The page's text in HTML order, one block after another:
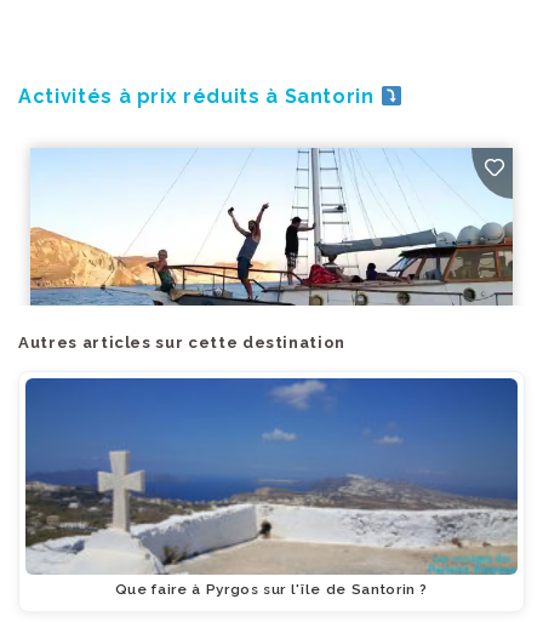
Activités à prix réduits à Santorin
Autres articles sur cette destination
Que faire à Pyrgos sur l'île de Santorin ?